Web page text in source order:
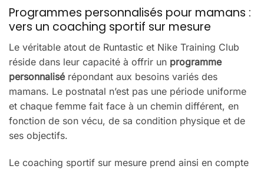
Programmes personnalisés pour mamans :
vers un coaching sportif sur mesure
Le véritable atout de Runtastic et Nike Training Club
réside dans leur capacité à offrir un programme
personnalisérépondant aux besoins variés des
mamans. Le postnatal n’est pas une période uniforme
et chaque femme fait face à un chemin différent, en
fonction de son vécu, de sa condition physique et de
ses objectifs.
Le coaching sportif sur mesure prend ainsi en compte